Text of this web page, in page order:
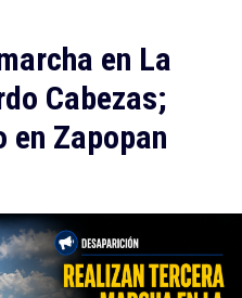
en La
Cabezas;
en Zapopan